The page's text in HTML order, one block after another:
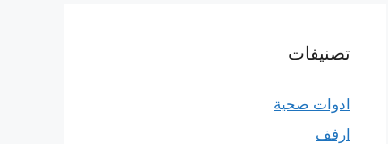
تصنيفات
ادوات صحية
ارفف